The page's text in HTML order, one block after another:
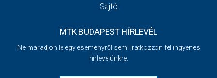
Sajtó
MTK BUDAPEST HÍRLEVÉL
Ne maradjon le egy eseményről sem! Iratkozzon fel ingyenes
hírlevelünkre: